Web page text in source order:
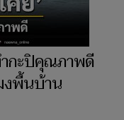
กะปิคุณภาพดี
งพื้นบ้าน